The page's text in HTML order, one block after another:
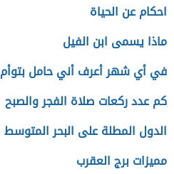
احكام عن الحياة
ماذا يسمى ابن الفيل
في أي شهر أعرف أني حامل بتوأم
كم عدد ركعات صلاة الفجر والصبح
الدول المطلة على البحر المتوسط
مميزات برج العقرب